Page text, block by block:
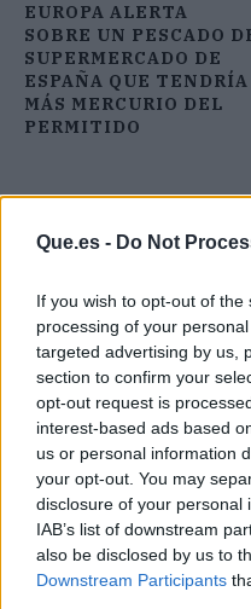
Que.es - Do Not
If you wish to opt-out of
processing of your
targeted advertising by us,
section to confirm your
opt-out request is
interest-based ads based
us or personal information
your opt-out. You may
disclosure of your personal
IAB’s list of downstream
also be disclosed by us to
Downstream Participants
EUROPA ALERTA
SOBRE UN PESCADO
SUPERMERCADO DE
ESPAÑA QUE TENDRÍA
MÁS MERCURIO DEL
PERMITIDO